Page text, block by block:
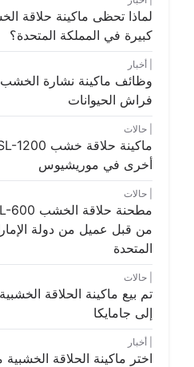
لماذا تحظى ماكينة حلاقة
كبيرة في المملكة المتحدة؟
أخبار
وظائف ماكينة نشارة الخشب
فراش الحيوانات
حالات
أخرى في موريشيوس
حالات
من قبل عميل من دولة
المتحدة
حالات
إلى جامايكا
أخبار